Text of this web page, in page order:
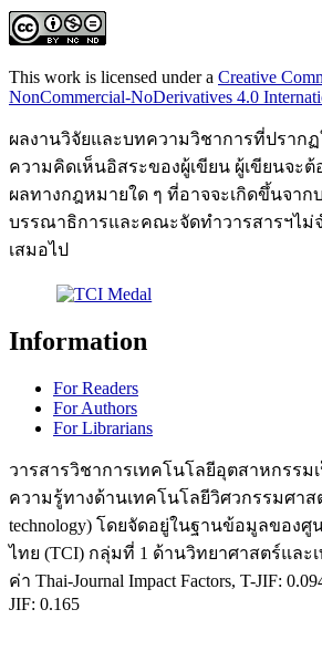
This work is licensed under a Creative
NonCommercial-NoDerivatives 4.0
ผลงานวิจัยและบทความวิชาการที่ปรากฏ
ความคิดเห็นอิสระของผู้เขียน ผู้เขียนจะ
ผลทางกฎหมายใด ๆ ที่อาจจะเกิดขึ้นจา
บรรณาธิการและคณะจัดทำวารสารฯไม่
เสมอไป
Information
For Readers
For Authors
For Librarians
วารสารวิชาการเทคโนโลยีอุตสาหกรรม
ความรู้ทางด้านเทคโนโลยีวิศวกรรมศาสต
technology) โดยจัดอยู่ในฐานข้อมูลของศู
ไทย (TCI) กลุ่มที่ 1 ด้านวิทยาศาสตร์และ
ค่า Thai-Journal Impact Factors, T-JIF:
JIF: 0.165